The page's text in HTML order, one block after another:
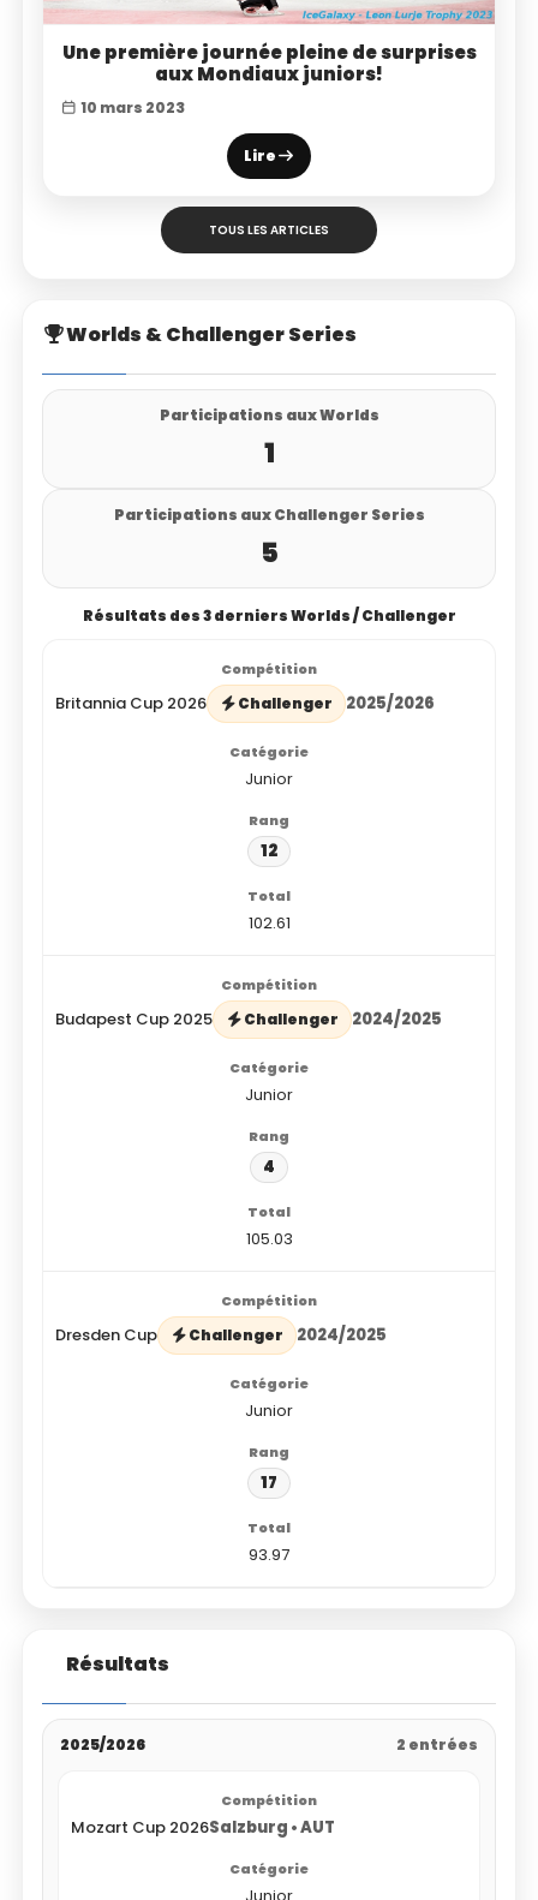
Une première journée pleine de surprises
aux Mondiaux juniors!
10 mars 2023
Lire
TOUS LES ARTICLES
Worlds & Challenger Series
Participations aux Worlds
1
Participations aux Challenger Series
5
Résultats des 3 derniers Worlds / Challenger
Britannia Cup 2026 Challenger 2025/2026
Junior
12
102.61
Budapest Cup 2025 Challenger 2024/2025
Junior
4
105.03
Dresden Cup Challenger 2024/2025
Junior
17
93.97
Résultats
2025/2026 2 entrées
Mozart Cup 2026Salzburg • AUT